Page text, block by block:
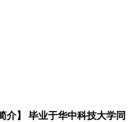
介】 毕业于华中科技大学同